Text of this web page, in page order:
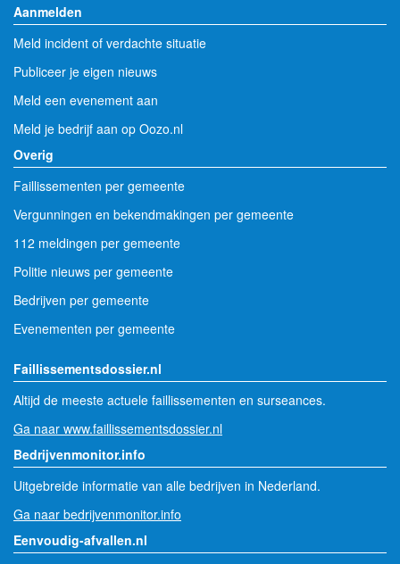
Aanmelden
Meld incident of verdachte situatie
Publiceer je eigen nieuws
Meld een evenement aan
Meld je bedrijf aan op Oozo.nl
Overig
Faillissementen per gemeente
Vergunningen en bekendmakingen per gemeente
112 meldingen per gemeente
Politie nieuws per gemeente
Bedrijven per gemeente
Evenementen per gemeente
Faillissementsdossier.nl
Altijd de meeste actuele faillissementen en surseances.
Ga naar www.faillissementsdossier.nl
Bedrijvenmonitor.info
Uitgebreide informatie van alle bedrijven in Nederland.
Ga naar bedrijvenmonitor.info
Eenvoudig-afvallen.nl